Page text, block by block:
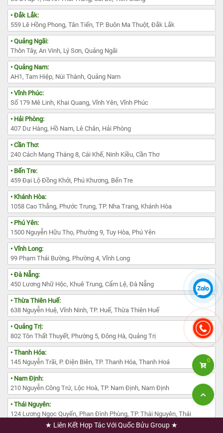
• Đắk Lắk:
559 Lê Hồng Phong, Tân Tiến, TP. Buôn Ma Thuột, Đắk Lắk
• Quảng Ngãi:
Thôn Tây, An Vinh, Lý Sơn, Quảng Ngãi
• Quảng Nam:
AH1, Tam Hiệp, Núi Thành, Quảng Nam
• Vĩnh Phúc:
Số 179 Mê Linh, Khai Quang, Vĩnh Yên, Vĩnh Phúc
• Hải Phòng:
407 Dư Hàng, Hồ Nam, Lê Chân, Hải Phòng
• Cần Thơ:
240 Cách Mạng Tháng 8, Cái Khế, Ninh Kiều, Cần Thơ
• Bến Tre:
459 Đại Lộ Đồng Khởi, Phú Khương, Bến Tre
• Khánh Hòa:
1058 Cao Thắng, Phước Trung, TP. Nha Trang, Khánh Hòa
• Phú Yên:
1500 Nguyễn Hữu Thọ, Phường 9, Tuy Hòa, Phú Yên
• Vĩnh Long:
99 Phạm Thái Bường, Phường 4, Vĩnh Long
• Đà Nẵng:
450 Lương Nhữ Hộc, Khuê Trung, Cẩm Lệ, Đà Nẵng
• Thừa Thiên Huế:
638 Nguyễn Huệ, Vĩnh Ninh, TP. Huế, Thừa Thiên Huế
• Quảng Trị:
802 Tôn Thất Thuyết, Phường 5, Đông Hà, Quảng Trị
• Thanh Hóa:
145 Nguyễn Trãi, P. Điện Biên, TP. Thanh Hóa, Thanh Hoá
• Nam Định:
210 Nguyễn Công Trứ, Lộc Hoà, TP. Nam Định, Nam Định
• Thái Nguyên:
124 Lương Ngọc Quyến, Phan Đình Phùng, TP. Thái Nguyên, Thái
0
★ Liên Kết Hợp Tác Với Quốc Bửu Group ★